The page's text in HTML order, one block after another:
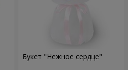
Букет "Нежное сердце"